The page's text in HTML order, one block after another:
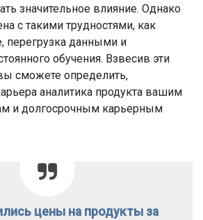
значительное влияние. Однако
с такими трудностями, как
перегрузка данными и
обучения. Взвесив эти
сможете определить,
аналитика продукта вашим
и долгосрочным карьерным
цены на продукты за